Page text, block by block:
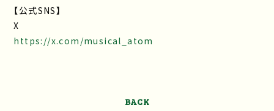
【公式SNS】
X
https://x.com/musical_atom
BACK